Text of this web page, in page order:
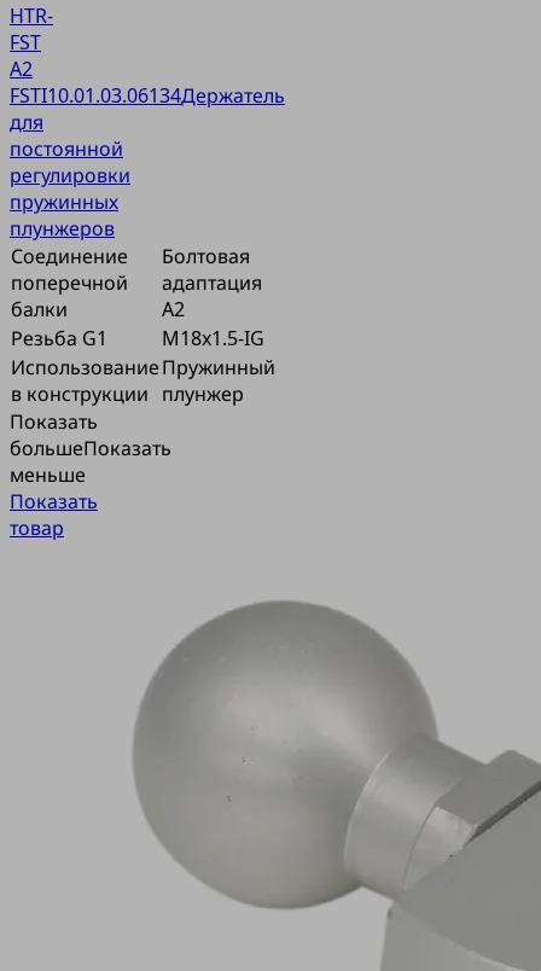
HTR-
FST
A2
FSTI10.01.03.06134Держатель
для
постоянной
регулировки
пружинных
плунжеров
Соединение
поперечной
балки
Болтовая
адаптация
A2
Резьба G1
M18x1.5-IG
Использование
в конструкции
Пружинный
плунжер
Показать
большеПоказать
меньше
Показать
товар